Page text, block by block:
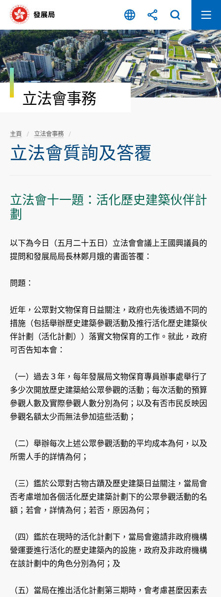
容
開
始
立法會事務
主頁 立法會事務
立法會質詢及答覆
立法會十一題：活化歷史建築伙伴計
劃
以下為今日（五月二十五日）立法會會議上王國興議員的
提問和發展局局長林鄭月娥的書面答覆：
問題：
近年，公眾對文物保育日益關注，政府也先後透過不同的
措施（包括舉辦歷史建築參觀活動及推行活化歷史建築伙
伴計劃（活化計劃））落實文物保育的工作。就此，政府
可否告知本會：
（一）過去３年，每年發展局文物保育專員辦事處舉行了
多少次開放歷史建築給公眾參觀的活動；每次活動的預算
參觀人數及實際參觀人數分別為何；以及有否市民反映因
參觀名額太少而無法參加這些活動；
（二）舉辦每次上述公眾參觀活動的平均成本為何，以及
所需人手的詳情為何；
（三）鑑於公眾對古物古蹟及歷史建築日益關注，當局會
否考慮增加各個活化歷史建築計劃下的公眾參觀活動的名
額；若會，詳情為何；若否，原因為何；
（四）鑑於在現時的活化計劃下，當局會邀請非政府機構
營運要進行活化的歷史建築內的設施，政府及非政府機構
在該計劃中的角色分別為何；及
（五）當局在推出活化計劃第三期時，會考慮甚麼因素去